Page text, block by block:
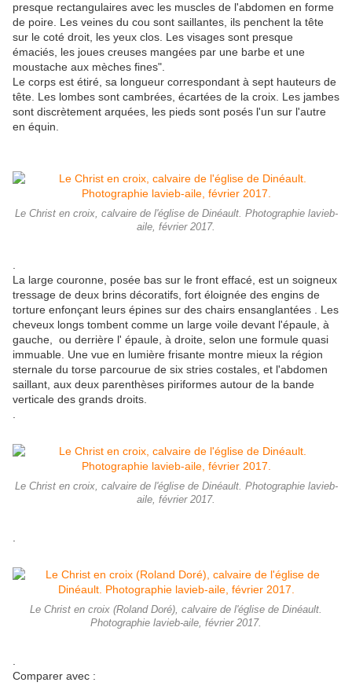
presque rectangulaires avec les muscles de l'abdomen en forme
de poire. Les veines du cou sont saillantes, ils penchent la tête
sur le coté droit, les yeux clos. Les visages sont presque
émaciés, les joues creuses mangées par une barbe et une
moustache aux mèches fines".
Le corps est étiré, sa longueur correspondant à sept hauteurs de
tête. Les lombes sont cambrées, écartées de la croix. Les jambes
sont discrètement arquées, les pieds sont posés l'un sur l'autre
en équin.
Le Christ en croix, calvaire de l'église de Dinéault. Photographie lavieb-
aile, février 2017.
La large couronne, posée bas sur le front effacé, est un soigneux
tressage de deux brins décoratifs, fort éloignée des engins de
torture enfonçant leurs épines sur des chairs ensanglantées . Les
cheveux longs tombent comme un large voile devant l'épaule, à
gauche, ou derrière l' épaule, à droite, selon une formule quasi
immuable. Une vue en lumière frisante montre mieux la région
sternale du torse parcourue de six stries costales, et l'abdomen
saillant, aux deux parenthèses piriformes autour de la bande
verticale des grands droits.
Le Christ en croix, calvaire de l'église de Dinéault. Photographie lavieb-
aile, février 2017.
Le Christ en croix (Roland Doré), calvaire de l'église de Dinéault.
Photographie lavieb-aile, février 2017.
Comparer avec :